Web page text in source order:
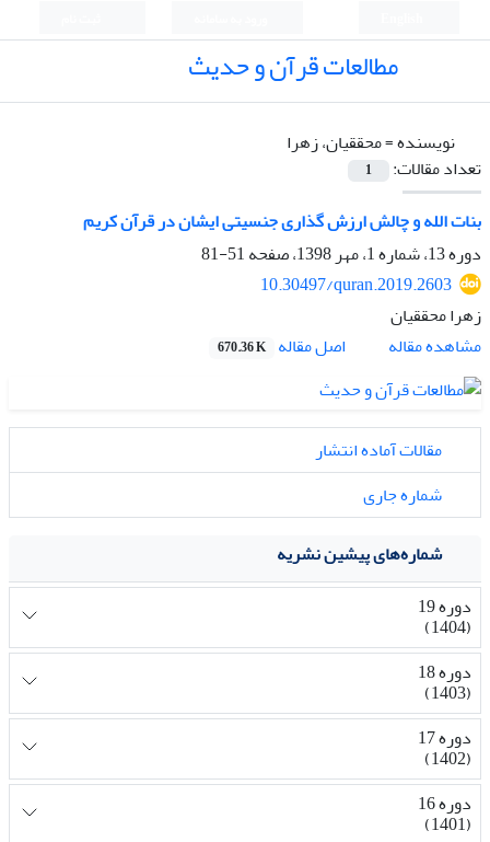
مطالعات قرآن و حدیث
نویسنده =محققیان، زهرا
تعداد مقالات:
1
بنات الله و چالش ارزش‌ گذاری جنسیتی ایشان در قرآن کریم
دوره 13، شماره 1، مهر 1398، صفحه
51-81
10.30497/quran.2019.2603
زهرا محققیان
مشاهده مقاله
اصل مقاله 670.36 K
مقالات آماده انتشار
شماره جاری
شماره‌های پیشین نشریه
دوره 19
(1404)
دوره 18
(1403)
دوره 17
(1402)
دوره 16
(1401)